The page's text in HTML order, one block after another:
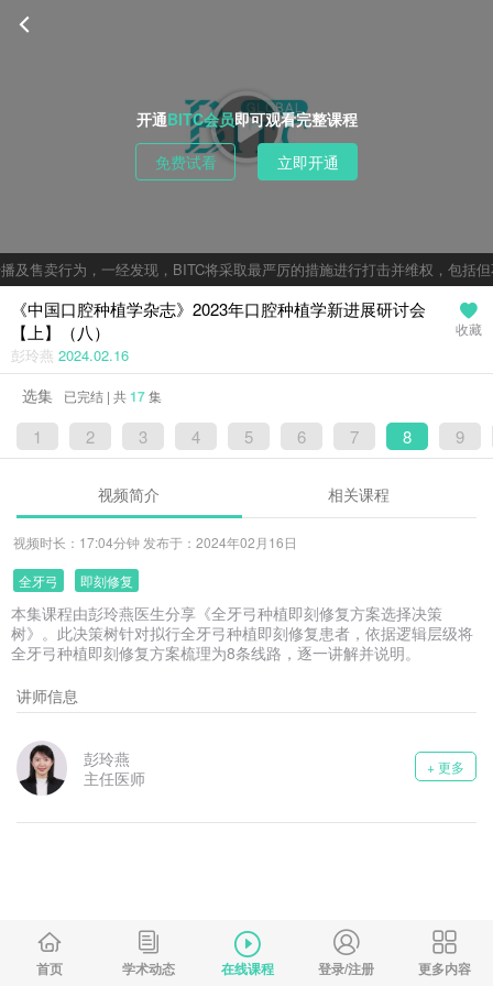
开通BITC会员即可观看完整课程
免费试看
立即开通
行为，一经发现，BITC将采取最严厉的措施进行打击并维权，包括但
《中国口腔种植学杂志》2023年口腔种植学新进展研讨会
【上】（八）
彭玲燕 2024.02.16
收藏
选集 已完结 | 共17集
1 2 3 4 5 6 7 8 9
视频简介 相关课程
视频时长：17:04分钟 发布于：2024年02月16日
全牙弓 即刻修复
本集课程由彭玲燕医生分享《全牙弓种植即刻修复方案选择决策
树》。此决策树针对拟行全牙弓种植即刻修复患者，依据逻辑层级将
全牙弓种植即刻修复方案梳理为8条线路，逐一讲解并说明。
讲师信息
彭玲燕
主任医师
+ 更多
首页 学术动态 在线课程 登录/注册 更多内容